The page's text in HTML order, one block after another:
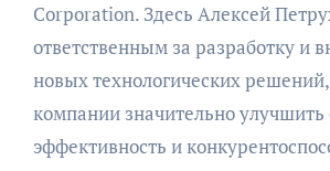
Corporation. Здесь Алексей
ответственным за разработку и
новых технологических
компании значительно улучшить
эффективность и